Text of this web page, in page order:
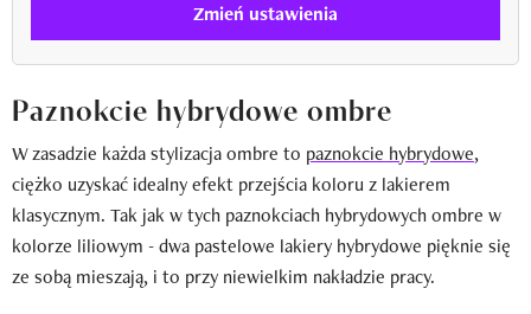
Zmień ustawienia
Paznokcie hybrydowe ombre
W zasadzie każda stylizacja ombre to paznokcie hybrydowe,
ciężko uzyskać idealny efekt przejścia koloru z lakierem
klasycznym. Tak jak w tych paznokciach hybrydowych ombre w
kolorze liliowym - dwa pastelowe lakiery hybrydowe pięknie się
ze sobą mieszają, i to przy niewielkim nakładzie pracy.